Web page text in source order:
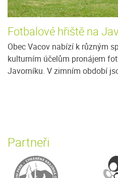
Fotbalové hřiště na
Obec Vacov nabízí k různým
kulturním účelům pronájem
Javorníku. V zimním období
Partneři